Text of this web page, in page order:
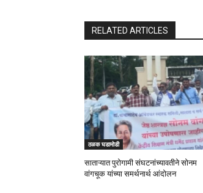
RELATED ARTICLES
ठळक घडामोडी
साताऱ्यात पुरोगामी संघटनांच्यावतीने सोनम
वांगचूक यांच्या समर्थनार्थ आंदोलन